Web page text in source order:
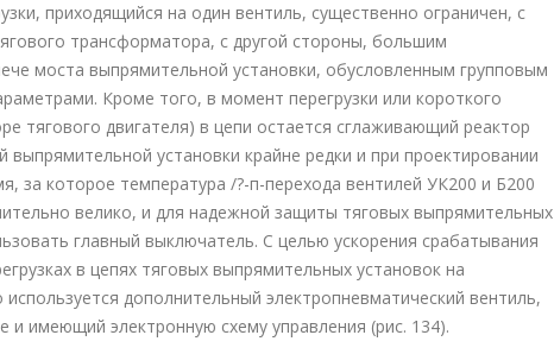
приходящийся на один вентиль, существенно ограничен, с
трансформатора, с другой стороны, большим
моста выпрямительной установки, обусловленным групповым
Кроме того, в момент перегрузки или короткого
тягового двигателя) в цепи остается сглаживающий реактор
выпрямительной установки крайне редки и при проектировании
за которое температура /?-п-перехода вентилей УК200 и Б200
велико, и для надежной защиты тяговых выпрямительных
главный выключатель. С целью ускорения срабатывания
в цепях тяговых выпрямительных установок на
дополнительный электропневматический вентиль,
и имеющий электронную схему управления (рис. 134).